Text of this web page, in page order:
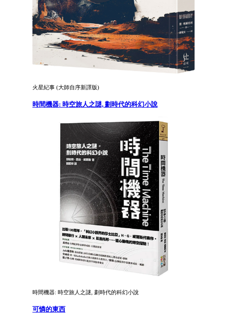
火星紀事 (大師自序新譯版)
時間機器: 時空旅人之謎, 劃時代的科幻小說
時間機器: 時空旅人之謎, 劃時代的科幻小說
可憐的東西